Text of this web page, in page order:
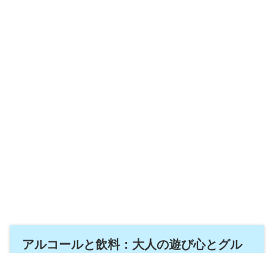
アルコールと飲料：大人の遊び心とグル